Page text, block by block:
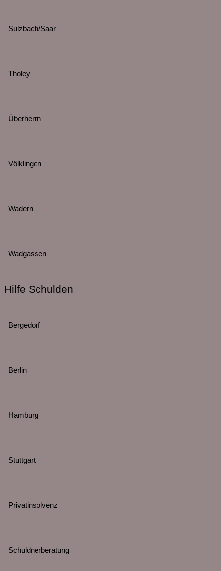
Sulzbach/Saar
Tholey
Überherrn
Völklingen
Wadern
Wadgassen
Hilfe Schulden
Bergedorf
Berlin
Hamburg
Stuttgart
Privatinsolvenz
Schuldnerberatung